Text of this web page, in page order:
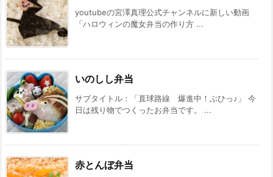
youtubeの宮澤真理公式チャンネルに新しい動画
「ハロウィンの魔女弁当の作り方 ...
いのしし弁当
サブタイトル：「直球路線 爆進中！ぶひっ♪」 今
日は残り物でつくったお弁当です。 ...
赤とんぼ弁当